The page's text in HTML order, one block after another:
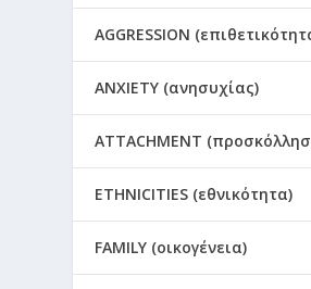
AGGRESSION
ANXIETY (ανησυχίας)
ATTACHMENT
ETHNICITIES (εθνικότητα)
FAMILY (οικογένεια)